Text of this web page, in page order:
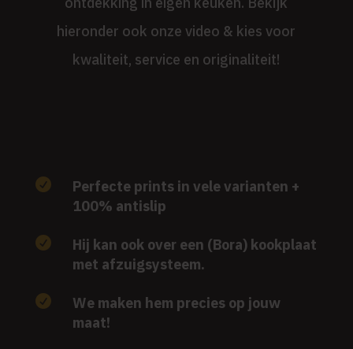
hieronder ook onze video & kies voor
kwaliteit, service en originaliteit!

Perfecte prints in vele varianten +
100% antislip

Hij kan ook over een (Bora) kookplaat
met afzuigsysteem.

We maken hem precies op jouw
maat!